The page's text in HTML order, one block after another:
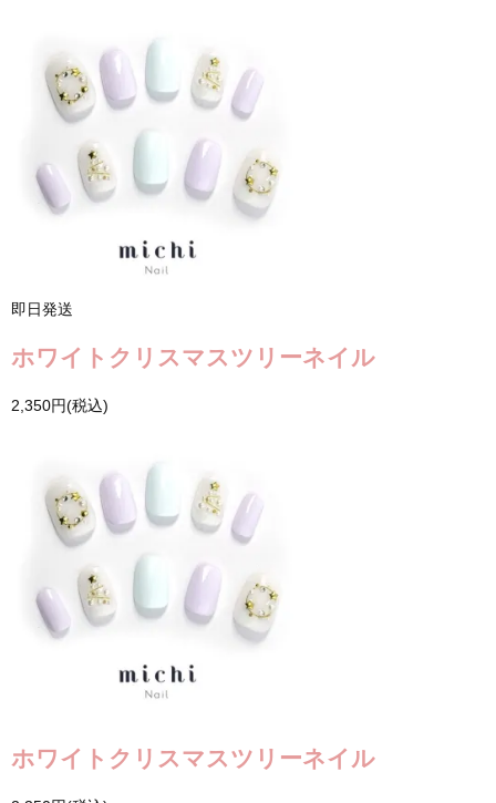
即日発送
ホワイトクリスマスツリーネイル
2,350円(税込)
ホワイトクリスマスツリーネイル